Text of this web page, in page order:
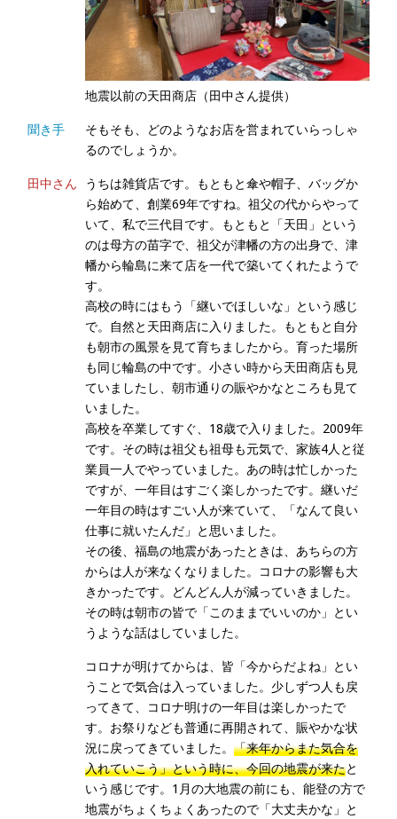
地震以前の天田商店（田中さん提供）
聞き手
そもそも、どのようなお店を営まれていらっしゃ
るのでしょうか。
田中さん
うちは雑貨店です。もともと傘や帽子、バッグか
ら始めて、創業69年ですね。祖父の代からやって
いて、私で三代目です。もともと「天田」という
のは母方の苗字で、祖父が津幡の方の出身で、津
幡から輪島に来て店を一代で築いてくれたようで
す。
高校の時にはもう「継いでほしいな」という感じ
で。自然と天田商店に入りました。もともと自分
も朝市の風景を見て育ちましたから。育った場所
も同じ輪島の中です。小さい時から天田商店も見
ていましたし、朝市通りの賑やかなところも見て
いました。
高校を卒業してすぐ、18歳で入りました。2009年
です。その時は祖父も祖母も元気で、家族4人と従
業員一人でやっていました。あの時は忙しかった
ですが、一年目はすごく楽しかったです。継いだ
一年目の時はすごい人が来ていて、「なんて良い
仕事に就いたんだ」と思いました。
その後、福島の地震があったときは、あちらの方
からは人が来なくなりました。コロナの影響も大
きかったです。どんどん人が減っていきました。
その時は朝市の皆で「このままでいいのか」とい
うような話はしていました。
コロナが明けてからは、皆「今からだよね」とい
うことで気合は入っていました。少しずつ人も戻
ってきて、コロナ明けの一年目は楽しかったで
す。お祭りなども普通に再開されて、賑やかな状
況に戻ってきていました。「来年からまた気合を
入れていこう」という時に、今回の地震が来たと
いう感じです。1月の大地震の前にも、能登の方で
地震がちょくちょくあったので「大丈夫かな」と